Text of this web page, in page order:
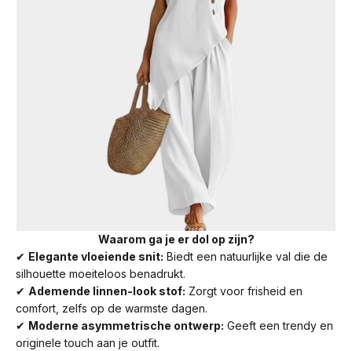
Waarom ga je er dol op zijn?
✔ Elegante vloeiende snit: Biedt een natuurlijke val die de
silhouette moeiteloos benadrukt.
✔ Ademende linnen-look stof: Zorgt voor frisheid en
comfort, zelfs op de warmste dagen.
✔ Moderne asymmetrische ontwerp: Geeft een trendy en
originele touch aan je outfit.